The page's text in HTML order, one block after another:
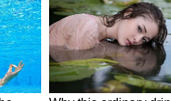
AAP के कुल 7 राज्यसभा
में राघव चड्ढा, अशोक
साहनी शामिल
की स्थिति पर बड़ा असर